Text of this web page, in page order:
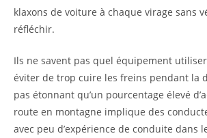
klaxons de voiture à chaque virage sans
réfléchir.
Ils ne savent pas quel équipement
éviter de trop cuire les freins pendant la
pas étonnant qu’un pourcentage élevé
route en montagne implique des
avec peu d’expérience de conduite dans